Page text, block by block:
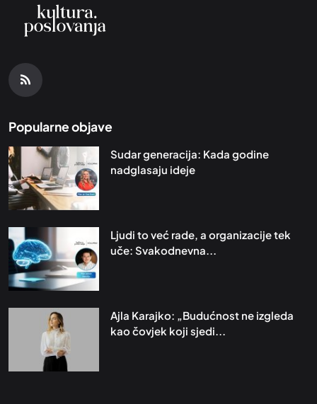
Popularne objave
Sudar generacija: Kada godine
nadglasaju ideje
Ljudi to već rade, a organizacije tek
uče: Svakodnevna...
Ajla Karajko: „Budućnost ne izgleda
kao čovjek koji sjedi...